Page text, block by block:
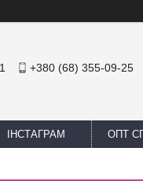
+380 (68) 355-09-25
ІНСТАГРАМ ОПТ